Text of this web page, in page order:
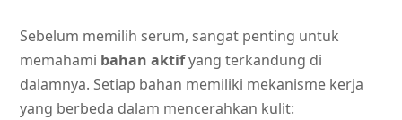
Sebelum memilih serum, sangat penting untuk
memahami bahan aktifyang terkandung di
dalamnya. Setiap bahan memiliki mekanisme kerja
yang berbeda dalam mencerahkan kulit: